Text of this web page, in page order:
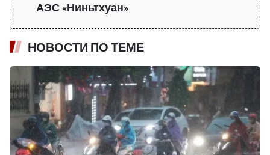
АЭС «Ниньтхуан»
НОВОСТИ ПО ТЕМЕ